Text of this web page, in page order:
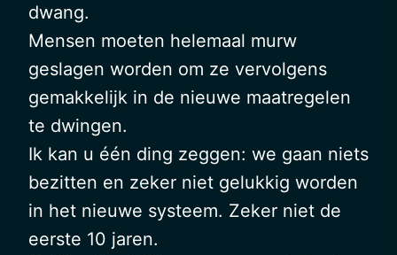
dwang.
Mensen moeten helemaal murw
geslagen worden om ze vervolgens
gemakkelijk in de nieuwe maatregelen
te dwingen.
Ik kan u één ding zeggen: we gaan niets
bezitten en zeker niet gelukkig worden
in het nieuwe systeem. Zeker niet de
eerste 10 jaren.